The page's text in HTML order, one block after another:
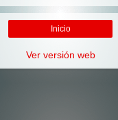
Inicio
Ver versión web